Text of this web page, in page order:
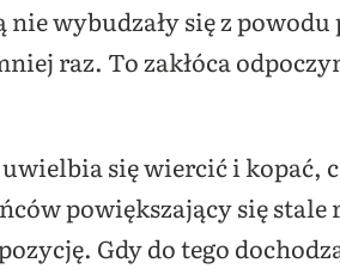
wybudzały się z powodu
raz. To zakłóca
się wiercić i kopać,
powiększający się stale
Gdy do tego